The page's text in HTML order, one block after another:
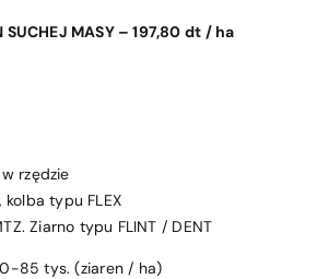
SUCHEJ MASY – 197,80 dt / ha
rzędzie
kolba typu FLEX
Ziarno typu FLINT / DENT
85 tys. (ziaren / ha)